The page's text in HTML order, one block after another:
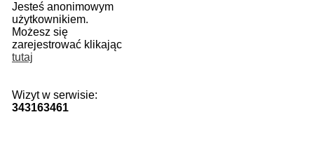
Jesteś anonimowym
użytkownikiem.
Możesz się
zarejestrować klikając
tutaj
Wizyt w serwisie:
343163461